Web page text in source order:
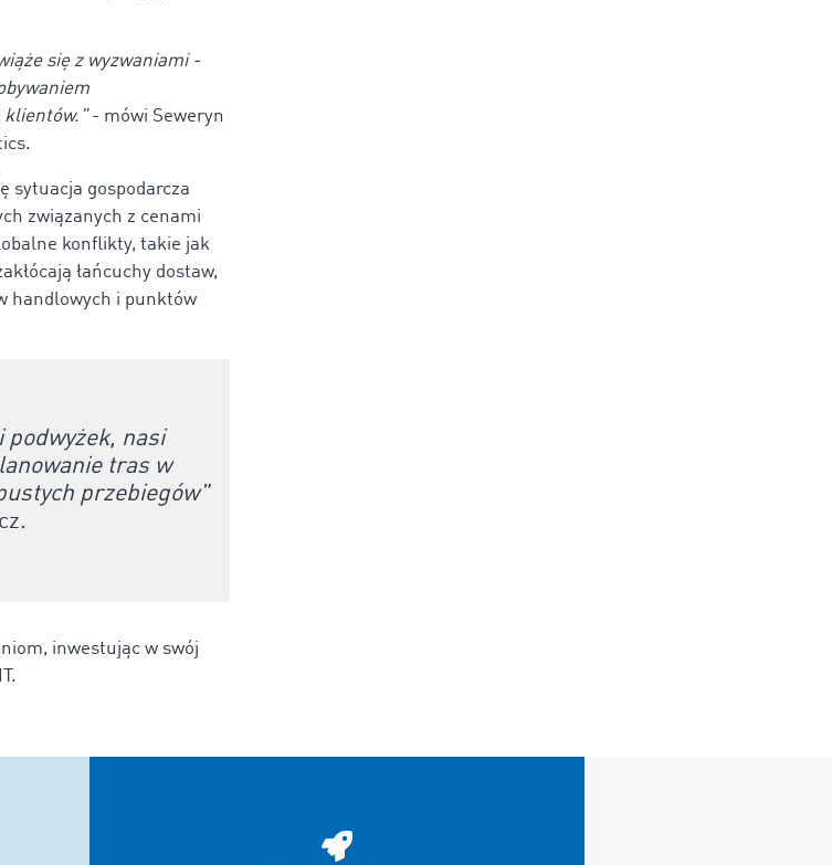
się z wyzwaniami -
klientów."- mówi Seweryn
sytuacja gospodarcza
związanych z cenami
konflikty, takie jak
łańcuchy dostaw,
handlowych i punktów
podwyżek, nasi
tras w
przebiegów"
inwestując w swój